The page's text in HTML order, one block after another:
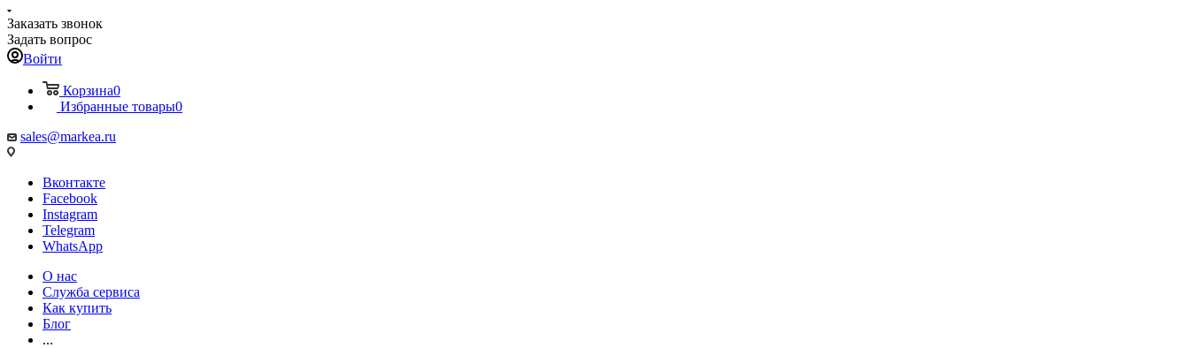
Заказать звонок
Задать вопрос
Войти
Корзина0
Избранные товары0
sales@markea.ru
Вконтакте
Facebook
Instagram
Telegram
WhatsApp
О нас
Служба сервиса
Как купить
Блог
...